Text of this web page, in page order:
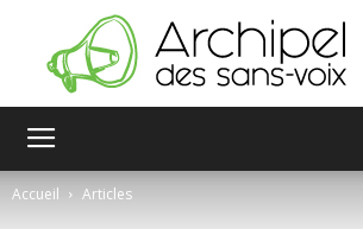
Accueil Articles